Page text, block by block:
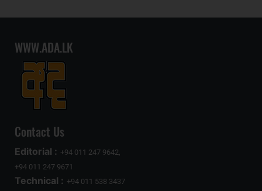
WWW.ADA.LK
Contact Us
Editorial : +94 011 247 9642,
+94 011 247 9671
Technical : +94 011 538 3437